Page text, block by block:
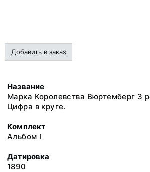
Добавить в заказ
Название
Марка Королевства Вюртемберг 3
Цифра в круге.
Комплект
Альбом I
Датировка
1890